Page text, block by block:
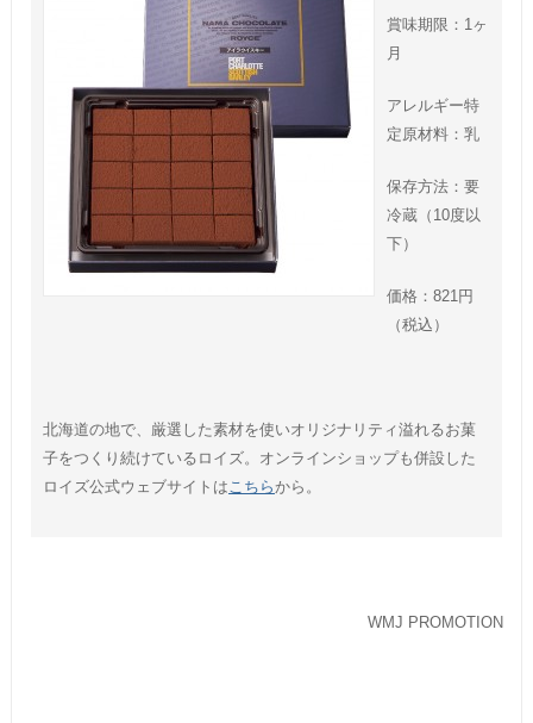
賞味期限：1ヶ
月
アレルギー特
定原材料：乳
保存方法：要
冷蔵（10度以
下）
価格：821円
（税込）
北海道の地で、厳選した素材を使いオリジナリティ溢れるお菓
子をつくり続けているロイズ。オンラインショップも併設した
ロイズ公式ウェブサイトは こちらから。
WMJ PROMOTION